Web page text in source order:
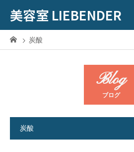
美容室 LIEBENDER
炭酸
Blog
ブログ
炭酸